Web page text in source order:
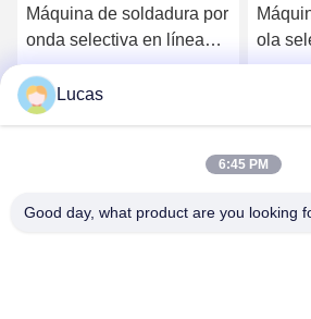
Máquina de soldadura por
onda selectiva en línea
totalmente automática de
alta eficiencia y precisión
ola
320S
Lucas
6:45 PM
Good day, what product are you looking